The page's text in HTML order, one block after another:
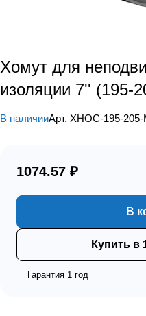
Хомут для
изоляции 7'' (195-
В наличииАрт. ХНОС-195-
1074.57 ₽
В
Купить в
Гарантия 1 год